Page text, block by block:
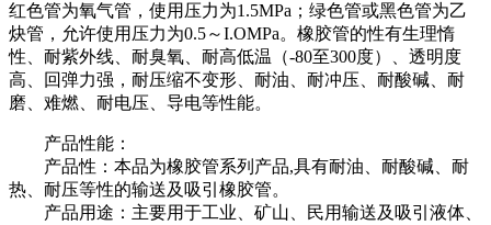
红色管为氧气管，使用压力为1.5MPa；绿色管或黑色管为乙
炔管，允许使用压力为0.5～I.OMPa。橡胶管的性有生理惰
性、耐紫外线、耐臭氧、耐高低温（-80至300度）、透明度
高、回弹力强，耐压缩不变形、耐油、耐冲压、耐酸碱、耐
磨、难燃、耐电压、导电等性能。
产品性能：
产品性：本品为橡胶管系列产品,具有耐油、耐酸碱、耐
热、耐压等性的输送及吸引橡胶管。
产品用途：主要用于工业、矿山、民用输送及吸引液体、